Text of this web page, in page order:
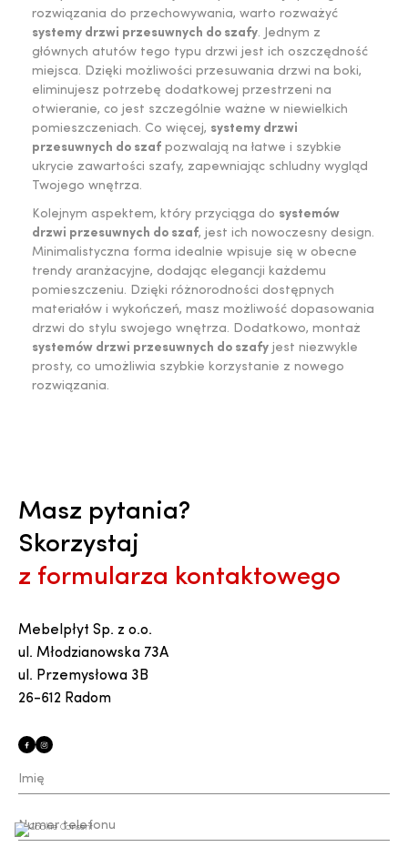
rozwiązania do przechowywania, warto rozważyć
systemy drzwi przesuwnych do szafy. Jednym z
głównych atutów tego typu drzwi jest ich oszczędność
miejsca. Dzięki możliwości przesuwania drzwi na boki,
eliminujesz potrzebę dodatkowej przestrzeni na
otwieranie, co jest szczególnie ważne w niewielkich
pomieszczeniach. Co więcej, systemy drzwi
przesuwnych do szaf pozwalają na łatwe i szybkie
ukrycie zawartości szafy, zapewniając schludny wygląd
Twojego wnętrza.
Kolejnym aspektem, który przyciąga do systemów
drzwi przesuwnych do szaf, jest ich nowoczesny design.
Minimalistyczna forma idealnie wpisuje się w obecne
trendy aranżacyjne, dodając elegancji każdemu
pomieszczeniu. Dzięki różnorodności dostępnych
materiałów i wykończeń, masz możliwość dopasowania
drzwi do stylu swojego wnętrza. Dodatkowo, montaż
systemów drzwi przesuwnych do szafy jest niezwykle
prosty, co umożliwia szybkie korzystanie z nowego
rozwiązania.
Masz pytania?
Skorzystaj
z formularza kontaktowego
Mebelpłyt Sp. z o.o.
ul. Młodzianowska 73A
ul. Przemysłowa 3B
26-612 Radom